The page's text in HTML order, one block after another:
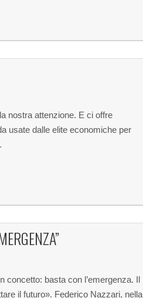
nostra attenzione. E ci offre
usate dalle elite economiche per
concetto: basta con l’emergenza. Il
il futuro». Federico Nazzari, nella